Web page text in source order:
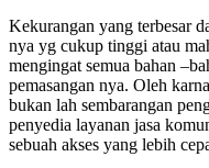
Kekurangan yang terbesar
nya yg cukup tinggi atau
mengingat semua bahan
pemasangan nya. Oleh
bukan lah sembarangan
penyedia layanan jasa
sebuah akses yang lebih